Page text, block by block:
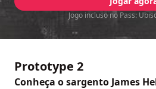
Jogo incluso no Pass:
Prototype 2
Conheça o sargento James